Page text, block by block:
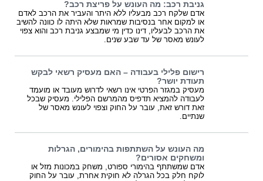
גניבת רכב: מה העונש על פריצת רכב?
אדם שלקח רכב מבעליו ללא היתר והעביר את הרכב לאדם
או למקום אחר בנסיבות שמראות שלא היתה לו כוונה להשיב
את הרכב לבעליו, דינו כדין מי שמבצע גניבת רכב והוא צפוי
לעונש מאסר של עד שבע שנים.
רישום פלילי בעבודה – האם מעסיק רשאי לבקש
תעודת יושר?
מעסיק במגזר הפרטי אינו רשאי לדרוש מעובד או מועמד
לעבודה להמציא תדפיס מהמרשם הפלילי. מעסיק שבכל
זאת דורש זאת, עובר על החוק וצפוי לעונש מאסר של
שנתיים.
מה העונש על השתתפות בהימורים, הגרלות
ומשחקים אסורים?
אדם שמשתתף בהימורי ספורט, משחק במכונות מזל או
לוקח חלק בכל הגרלה לא חוקית אחרת, עובר על החוק